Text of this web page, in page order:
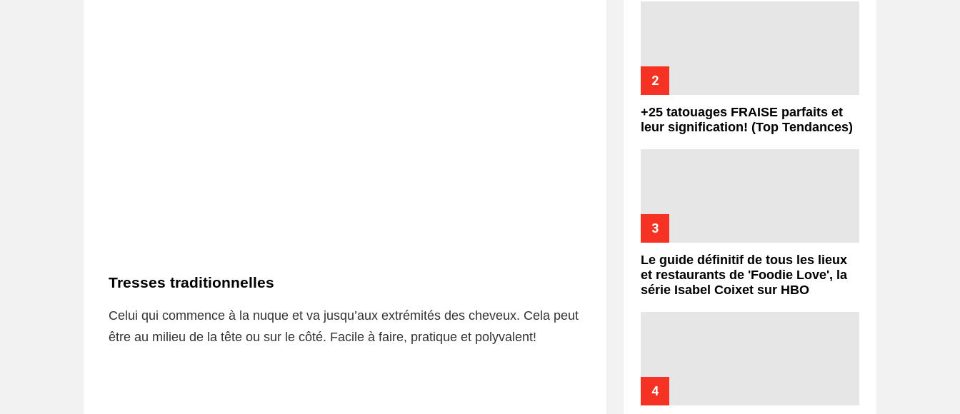
Tresses traditionnelles
Celui qui commence à la nuque et va jusqu’aux extrémités des cheveux. Cela peut
être au milieu de la tête ou sur le côté. Facile à faire, pratique et polyvalent!
+25 tatouages ​​FRAISE parfaits et
leur signification! (Top Tendances)
Le guide définitif de tous les lieux
et restaurants de 'Foodie Love', la
série Isabel Coixet sur HBO